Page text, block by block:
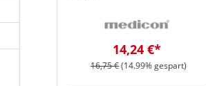
Verkaufspreis:
14,24 €*
Regulärer Preis:
16,75 €(14.99% gespart)